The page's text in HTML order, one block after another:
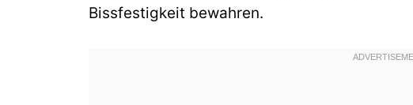
Bissfestigkeit bewahren.